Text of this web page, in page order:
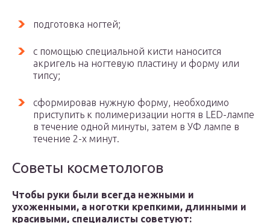
подготовка ногтей;
с помощью специальной кисти наносится
акригель на ногтевую пластину и форму или
типсу;
сформировав нужную форму, необходимо
приступить к полимеризации ногтя в LED-лампе
в течение одной минуты, затем в УФ лампе в
течение 2-х минут.
Советы косметологов
Чтобы руки были всегда нежными и
ухоженными, а ноготки крепкими, длинными и
красивыми, специалисты советуют: